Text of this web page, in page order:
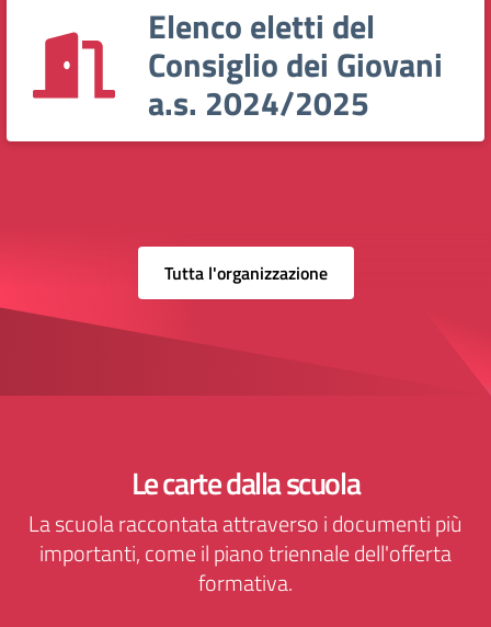
Elenco eletti del
Consiglio dei Giovani
a.s. 2024/2025
Tutta l'organizzazione
Le carte dalla scuola
La scuola raccontata attraverso i documenti più
importanti, come il piano triennale dell'offerta
formativa.